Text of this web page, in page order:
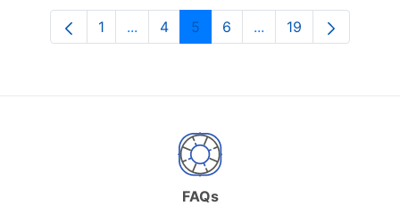
Orrialdea
1 ...Intermediate Pages Use TAB to
Orrialdea
4 Orrialdea
5 Orrialdea
6 ...Intermediate Pages
Orrialdea
19
FAQs